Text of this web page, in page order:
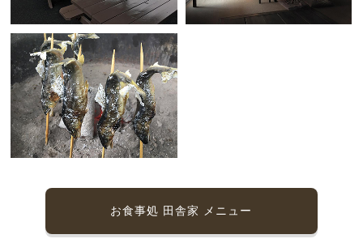
お食事処 田舎家 メニュー